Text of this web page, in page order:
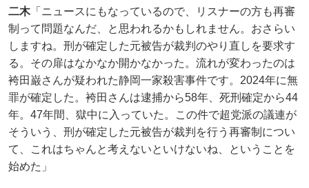
二木「ニュースにもなっているので、リスナーの方も再審
制って問題なんだ、と思われるかもしれません。おさらい
しますね。刑が確定した元被告が裁判のやり直しを要求す
る。その扉はなかなか開かなかった。流れが変わったのは
袴田巌さんが疑われた静岡一家殺害事件です。2024年に無
罪が確定した。袴田さんは逮捕から58年、死刑確定から44
年。47年間、獄中に入っていた。この件で超党派の議連が
そういう、刑が確定した元被告が裁判を行う再審制につい
て、これはちゃんと考えないといけないね、ということを
始めた」